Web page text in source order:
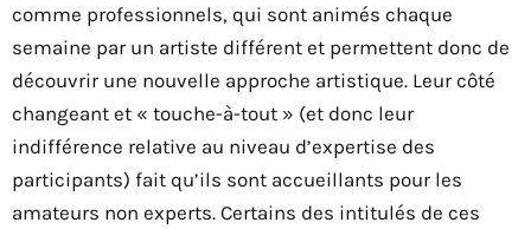
comme professionnels, qui sont animés chaque
semaine par un artiste différent et permettent donc de
découvrir une nouvelle approche artistique. Leur côté
changeant et « touche-à-tout » (et donc leur
indifférence relative au niveau d’expertise des
participants) fait qu’ils sont accueillants pour les
amateurs non experts. Certains des intitulés de ces